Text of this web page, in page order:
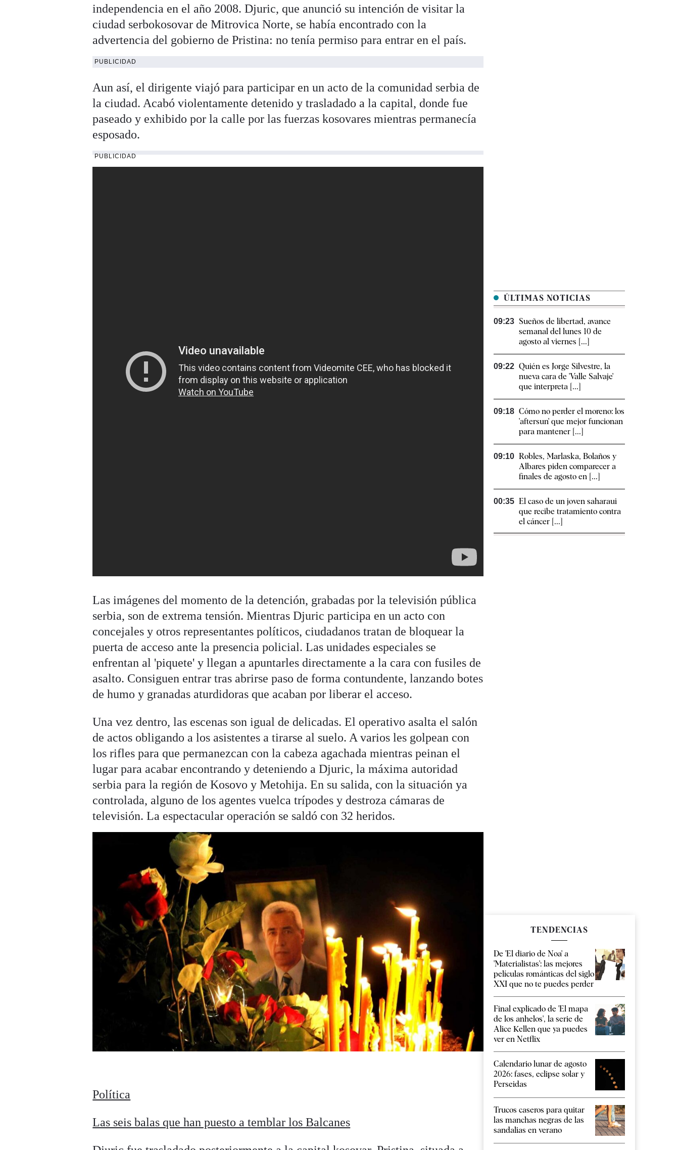
independencia en el año 2008. Djuric, que anunció su intención de visitar la
ciudad serbokosovar de Mitrovica Norte, se había encontrado con la
advertencia del gobierno de Pristina: no tenía permiso para entrar en el país.
PUBLICIDAD
Aun así, el dirigente viajó para participar en un acto de la comunidad serbia de
la ciudad. Acabó violentamente detenido y trasladado a la capital, donde fue
paseado y exhibido por la calle por las fuerzas kosovares mientras permanecía
esposado.
PUBLICIDAD
Las imágenes del momento de la detención, grabadas por la televisión pública
serbia, son de extrema tensión. Mientras Djuric participa en un acto con
concejales y otros representantes políticos, ciudadanos tratan de bloquear la
puerta de acceso ante la presencia policial. Las unidades especiales se
enfrentan al 'piquete' y llegan a apuntarles directamente a la cara con fusiles de
asalto. Consiguen entrar tras abrirse paso de forma contundente, lanzando botes
de humo y granadas aturdidoras que acaban por liberar el acceso.
Una vez dentro, las escenas son igual de delicadas. El operativo asalta el salón
de actos obligando a los asistentes a tirarse al suelo. A varios les golpean con
los rifles para que permanezcan con la cabeza agachada mientras peinan el
lugar para acabar encontrando y deteniendo a Djuric, la máxima autoridad
serbia para la región de Kosovo y Metohija. En su salida, con la situación ya
controlada, alguno de los agentes vuelca trípodes y destroza cámaras de
televisión. La espectacular operación se saldó con 32 heridos.
Política
Las seis balas que han puesto a temblar los Balcanes
ÚLTIMAS NOTICIAS
09:23 Sueños de libertad, avance
semanal del lunes 10 de
agosto al viernes [...]
09:22 Quién es Jorge Silvestre, la
nueva cara de 'Valle Salvaje'
que interpreta [...]
09:18 Cómo no perder el moreno: los
'aftersun' que mejor funcionan
para mantener [...]
09:10 Robles, Marlaska, Bolaños y
Albares piden comparecer a
finales de agosto en [...]
00:35 El caso de un joven saharaui
que recibe tratamiento contra
el cáncer [...]
TENDENCIAS
De 'El diario de Noa' a
'Materialistas': las mejores
películas románticas del siglo
XXI que no te puedes perder
Final explicado de 'El mapa
de los anhelos', la serie de
Alice Kellen que ya puedes
ver en Netflix
Calendario lunar de agosto
2026: fases, eclipse solar y
Perseidas
Trucos caseros para quitar
las manchas negras de las
sandalias en verano